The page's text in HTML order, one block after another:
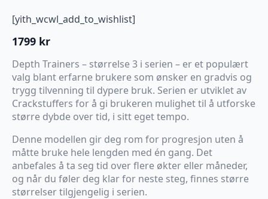
[yith_wcwl_add_to_wishlist]
1799 kr
Depth Trainers – størrelse 3 i serien – er et populært
valg blant erfarne brukere som ønsker en gradvis og
trygg tilvenning til dypere bruk. Serien er utviklet av
Crackstuffers for å gi brukeren mulighet til å utforske
større dybde over tid, i sitt eget tempo.
Denne modellen gir deg rom for progresjon uten å
måtte bruke hele lengden med én gang. Det
anbefales å ta seg tid over flere økter eller måneder,
og når du føler deg klar for neste steg, finnes større
størrelser tilgjengelig i serien.